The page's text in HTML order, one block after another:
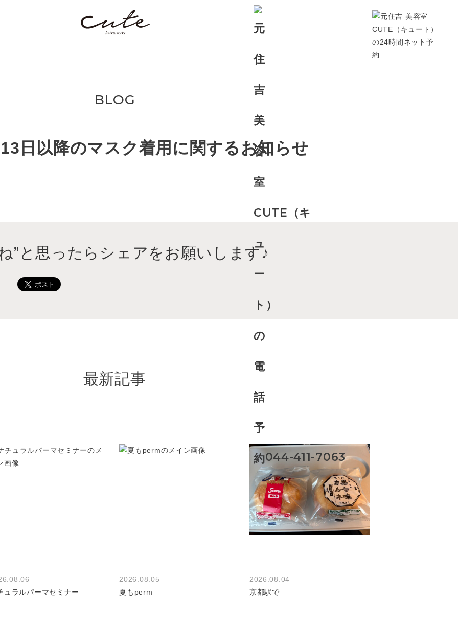
044-411-7063
BLOG
日以降のマスク着用に関するお知らせ
”と思ったらシェアをお願いします♪
最新記事
ュラルパーマセミナー
2026.08.05
夏もperm
2026.08.04
京都駅で